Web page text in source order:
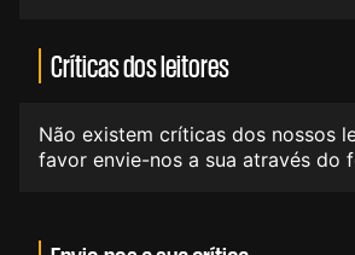
Críticas dos leitores
Não existem críticas dos nossos
favor envie-nos a sua através do